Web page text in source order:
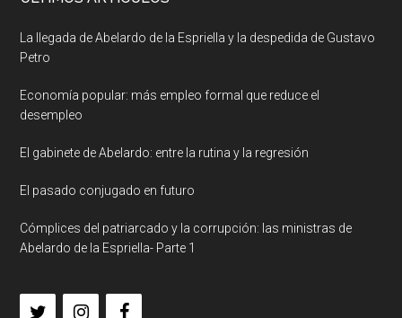
La llegada de Abelardo de la Espriella y la despedida de Gustavo
Petro
Economía popular: más empleo formal que reduce el
desempleo
El gabinete de Abelardo: entre la rutina y la regresión
El pasado conjugado en futuro
Cómplices del patriarcado y la corrupción: las ministras de
Abelardo de la Espriella- Parte 1